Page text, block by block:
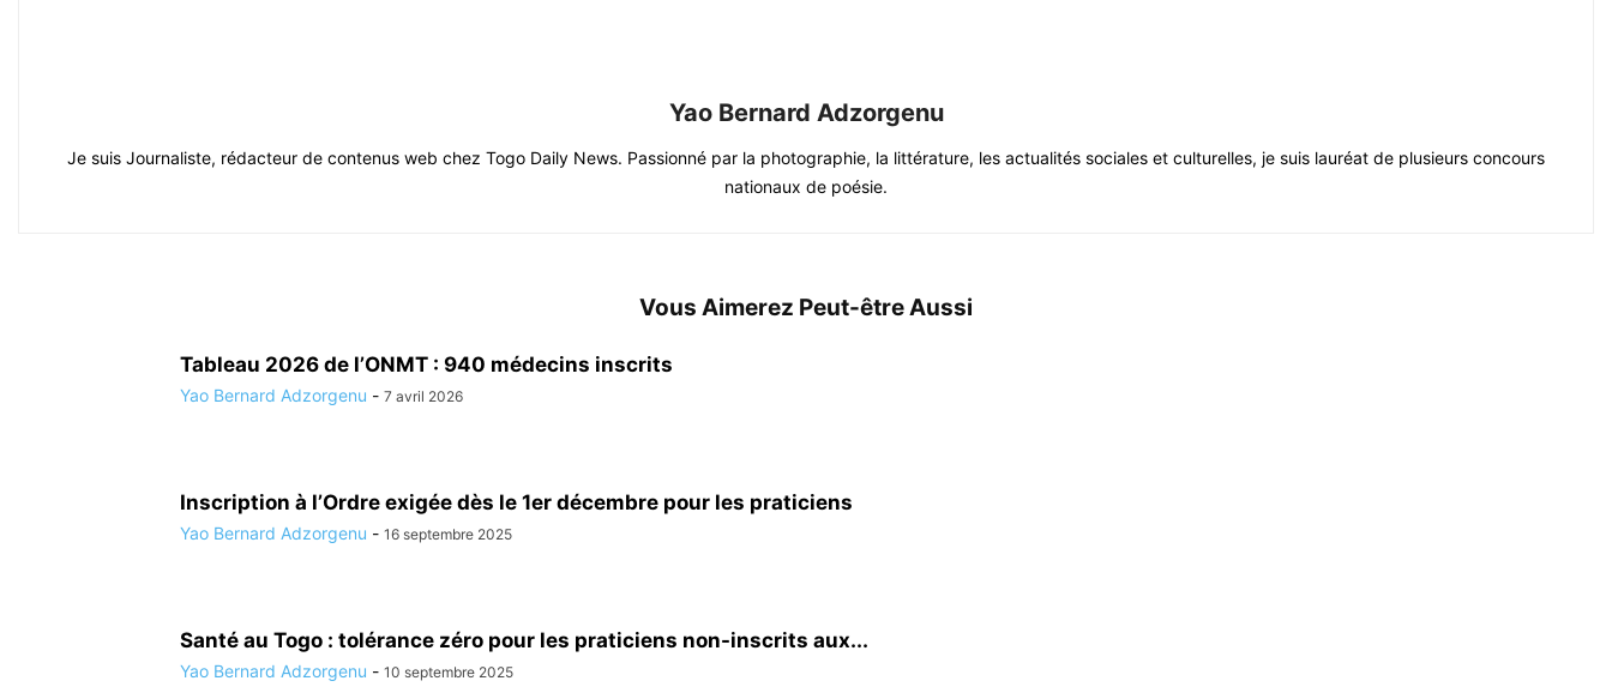
Yao Bernard Adzorgenu
Je suis Journaliste, rédacteur de contenus web chez Togo Daily News. Passionné par la photographie, la littérature, les actualités sociales et culturelles, je suis lauréat de plusieurs concours
nationaux de poésie.
Vous Aimerez Peut-être Aussi
Tableau 2026 de l’ONMT : 940 médecins inscrits
Yao Bernard Adzorgenu - 7 avril 2026
Inscription à l’Ordre exigée dès le 1er décembre pour les praticiens
Yao Bernard Adzorgenu - 16 septembre 2025
Santé au Togo : tolérance zéro pour les praticiens non-inscrits aux...
Yao Bernard Adzorgenu - 10 septembre 2025